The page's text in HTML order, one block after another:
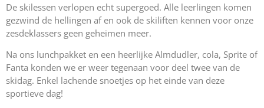
De skilessen verlopen echt supergoed. Alle leerlingen komen
gezwind de hellingen af en ook de skiliften kennen voor onze
zesdeklassers geen geheimen meer.
Na ons lunchpakket en een heerlijke Almdudler, cola, Sprite of
Fanta konden we er weer tegenaan voor deel twee van de
skidag. Enkel lachende snoetjes op het einde van deze
sportieve dag!